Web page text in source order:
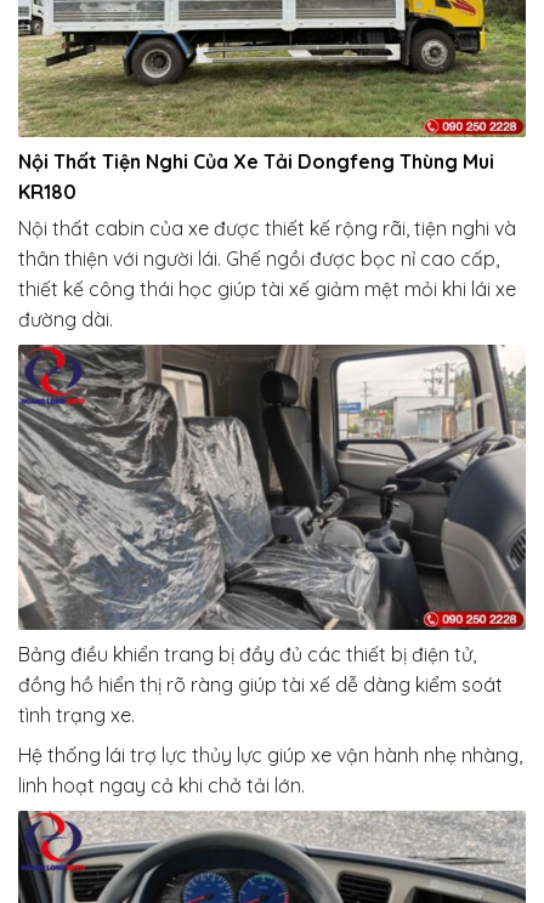
Nội Thất Tiện Nghi Của Xe Tải Dongfeng Thùng Mui
KR180
Nội thất cabin của xe được thiết kế rộng rãi, tiện nghi và
thân thiện với người lái. Ghế ngồi được bọc nỉ cao cấp,
thiết kế công thái học giúp tài xế giảm mệt mỏi khi lái xe
đường dài.
Bảng điều khiển trang bị đầy đủ các thiết bị điện tử,
đồng hồ hiển thị rõ ràng giúp tài xế dễ dàng kiểm soát
tình trạng xe.
Hệ thống lái trợ lực thủy lực giúp xe vận hành nhẹ nhàng,
linh hoạt ngay cả khi chở tải lớn.